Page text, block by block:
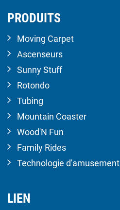
PRODUITS
Moving Carpet
Ascenseurs
Sunny Stuff
Rotondo
Tubing
Mountain Coaster
Wood'N Fun
Family Rides
Technologie d'amusement
LIEN